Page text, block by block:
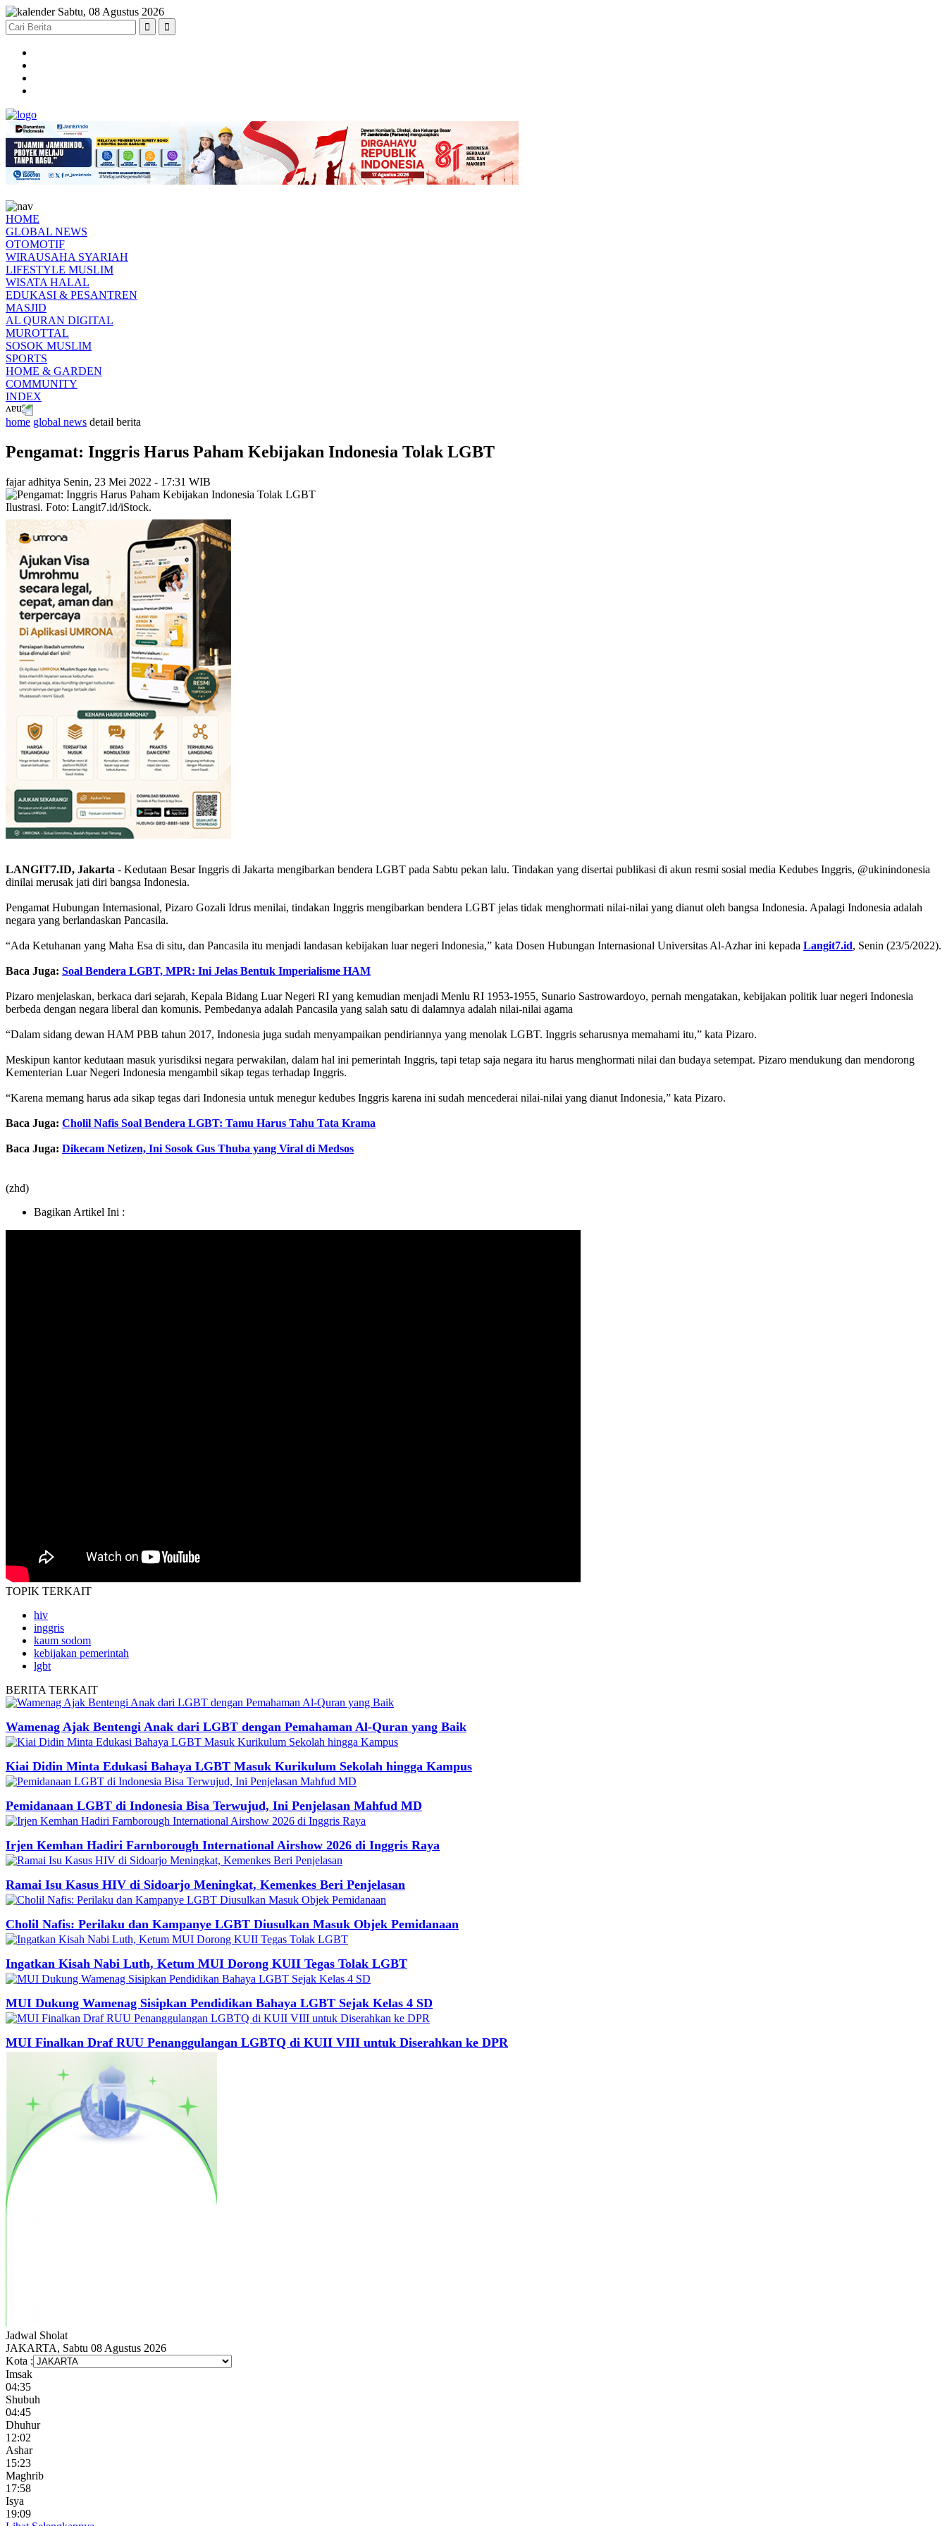
Sabtu, 08 Agustus 2026
HOME
GLOBAL NEWS
OTOMOTIF
WIRAUSAHA SYARIAH
LIFESTYLE MUSLIM
WISATA HALAL
EDUKASI & PESANTREN
MASJID
AL QURAN DIGITAL
MUROTTAL
SOSOK MUSLIM
SPORTS
HOME & GARDEN
COMMUNITY
INDEX
home global news detail berita
Pengamat: Inggris Harus Paham Kebijakan Indonesia Tolak LGBT
fajar adhitya Senin, 23 Mei 2022 - 17:31 WIB
Ilustrasi. Foto: Langit7.id/iStock.
LANGIT7.ID, Jakarta - Kedutaan Besar Inggris di Jakarta mengibarkan bendera LGBT pada Sabtu pekan lalu. Tindakan yang disertai publikasi di akun resmi sosial media Kedubes Inggris, @ukinindonesia
dinilai merusak jati diri bangsa Indonesia.
Pengamat Hubungan Internasional, Pizaro Gozali Idrus menilai, tindakan Inggris mengibarkan bendera LGBT jelas tidak menghormati nilai-nilai yang dianut oleh bangsa Indonesia. Apalagi Indonesia adalah
negara yang berlandaskan Pancasila.
“Ada Ketuhanan yang Maha Esa di situ, dan Pancasila itu menjadi landasan kebijakan luar negeri Indonesia,” kata Dosen Hubungan Internasional Universitas Al-Azhar ini kepada Langit7.id, Senin (23/5/2022).
Baca Juga: Soal Bendera LGBT, MPR: Ini Jelas Bentuk Imperialisme HAM
Pizaro menjelaskan, berkaca dari sejarah, Kepala Bidang Luar Negeri RI yang kemudian menjadi Menlu RI 1953-1955, Sunario Sastrowardoyo, pernah mengatakan, kebijakan politik luar negeri Indonesia
berbeda dengan negara liberal dan komunis. Pembedanya adalah Pancasila yang salah satu di dalamnya adalah nilai-nilai agama
“Dalam sidang dewan HAM PBB tahun 2017, Indonesia juga sudah menyampaikan pendiriannya yang menolak LGBT. Inggris seharusnya memahami itu,” kata Pizaro.
Meskipun kantor kedutaan masuk yurisdiksi negara perwakilan, dalam hal ini pemerintah Inggris, tapi tetap saja negara itu harus menghormati nilai dan budaya setempat. Pizaro mendukung dan mendorong
Kementerian Luar Negeri Indonesia mengambil sikap tegas terhadap Inggris.
“Karena memang harus ada sikap tegas dari Indonesia untuk menegur kedubes Inggris karena ini sudah mencederai nilai-nilai yang dianut Indonesia,” kata Pizaro.
Baca Juga: Cholil Nafis Soal Bendera LGBT: Tamu Harus Tahu Tata Krama
Baca Juga: Dikecam Netizen, Ini Sosok Gus Thuba yang Viral di Medsos
(zhd)
Bagikan Artikel Ini :
TOPIK TERKAIT
hiv
inggris
kaum sodom
kebijakan pemerintah
lgbt
BERITA TERKAIT
Wamenag Ajak Bentengi Anak dari LGBT dengan Pemahaman Al-Quran yang Baik
Kiai Didin Minta Edukasi Bahaya LGBT Masuk Kurikulum Sekolah hingga Kampus
Pemidanaan LGBT di Indonesia Bisa Terwujud, Ini Penjelasan Mahfud MD
Irjen Kemhan Hadiri Farnborough International Airshow 2026 di Inggris Raya
Ramai Isu Kasus HIV di Sidoarjo Meningkat, Kemenkes Beri Penjelasan
Cholil Nafis: Perilaku dan Kampanye LGBT Diusulkan Masuk Objek Pemidanaan
Ingatkan Kisah Nabi Luth, Ketum MUI Dorong KUII Tegas Tolak LGBT
MUI Dukung Wamenag Sisipkan Pendidikan Bahaya LGBT Sejak Kelas 4 SD
MUI Finalkan Draf RUU Penanggulangan LGBTQ di KUII VIII untuk Diserahkan ke DPR
Jadwal Sholat
JAKARTA, Sabtu 08 Agustus 2026
Kota :
Imsak
04:35
Shubuh
04:45
Dhuhur
12:02
Ashar
15:23
Maghrib
17:58
Isya
19:09